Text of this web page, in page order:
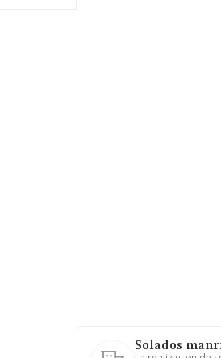
Solados